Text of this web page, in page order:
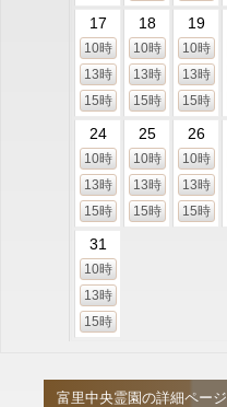
17
10時
13時
15時
18
10時
13時
15時
19
10時
13時
15時
24
10時
13時
15時
25
10時
13時
15時
26
10時
13時
15時
31
10時
13時
15時
富里中央霊園の詳細ページ